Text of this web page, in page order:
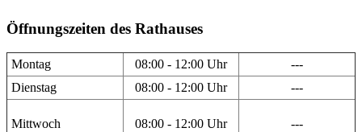
Öffnungszeiten des Rathauses
Montag 08:00 - 12:00 Uhr
---
Dienstag
08:00 - 12:00 Uhr ---
Mittwoch 08:00 - 12:00 Uhr ---